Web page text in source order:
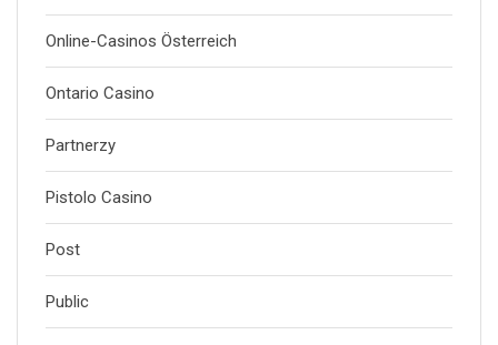
Online-Casinos Österreich
Ontario Casino
Partnerzy
Pistolo Casino
Post
Public